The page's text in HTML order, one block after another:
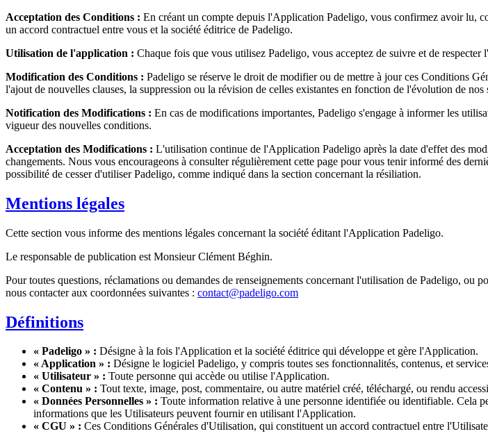
Acceptation des Conditions : En créant un compte depuis l'Application Padeligo, vous confirmez avoir lu,
un accord contractuel entre vous et la société éditrice de Padeligo.
Utilisation de l'application : Chaque fois que vous utilisez Padeligo, vous acceptez de suivre et de
Modification des Conditions : Padeligo se réserve le droit de modifier ou de mettre à jour ces Conditions
l'ajout de nouvelles clauses, la suppression ou la révision de celles existantes en fonction de l'évolution de nos
Notification des Modifications : En cas de modifications importantes, Padeligo s'engage à informer les
vigueur des nouvelles conditions.
Acceptation des Modifications : L'utilisation continue de l'Application Padeligo après la date d'effet des
changements. Nous vous encourageons à consulter régulièrement cette page pour vous tenir informé des
possibilité de cesser d'utiliser Padeligo, comme indiqué dans la section concernant la résiliation.
Mentions légales
Cette section vous informe des mentions légales concernant la société éditant l'Application Padeligo.
Le responsable de publication est Monsieur Clément Béghin.
Pour toutes questions, réclamations ou demandes de renseignements concernant l'utilisation de Padeligo,
nous contacter aux coordonnées suivantes : contact@padeligo.com
Définitions
« Padeligo » : Désigne à la fois l'Application et la société éditrice qui développe et gère l'Application.
« Application » : Désigne le logiciel Padeligo, y compris toutes ses fonctionnalités, contenus, et
« Utilisateur » : Toute personne qui accède ou utilise l'Application.
« Contenu » : Tout texte, image, post, commentaire, ou autre matériel créé, téléchargé, ou rendu
« Données Personnelles » : Toute information relative à une personne identifiée ou identifiable. Cela
informations que les Utilisateurs peuvent fournir en utilisant l'Application.
« CGU » : Ces Conditions Générales d'Utilisation, qui constituent un accord contractuel entre